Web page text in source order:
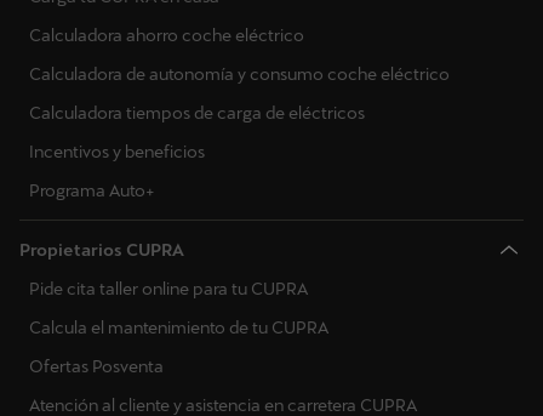
Calculadora ahorro coche eléctrico
Calculadora de autonomía y consumo coche eléctrico
Calculadora tiempos de carga de eléctricos
Incentivos y beneficios
Programa Auto+
Propietarios CUPRA
Pide cita taller online para tu CUPRA
Calcula el mantenimiento de tu CUPRA
Ofertas Posventa
Atención al cliente y asistencia en carretera CUPRA